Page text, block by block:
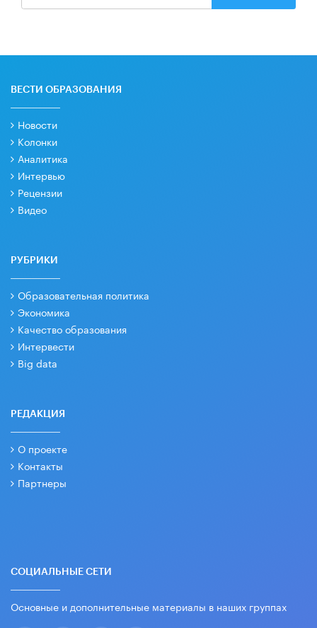
ВЕСТИ ОБРАЗОВАНИЯ
Новости
Колонки
Аналитика
Интервью
Рецензии
Видео
РУБРИКИ
Образовательная политика
Экономика
Качество образования
Интервести
Big data
РЕДАКЦИЯ
О проекте
Контакты
Партнеры
СОЦИАЛЬНЫЕ СЕТИ
Основные и дополнительные материалы в наших группах